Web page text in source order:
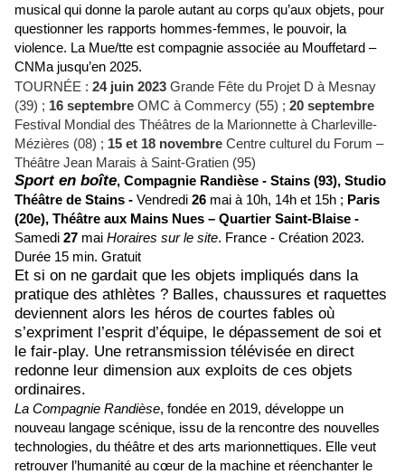
musical qui donne la parole autant au corps qu’aux objets, pour
questionner les rapports hommes-femmes, le pouvoir, la
violence. La Mue/tte est compagnie associée au Mouffetard –
CNMa jusqu’en 2025.
TOURNÉE : 24 juin 2023 Grande Fête du Projet D à Mesnay
(39) ; 16 septembre OMC à Commercy (55) ; 20 septembre
Festival Mondial des Théâtres de la Marionnette à Charleville-
Mézières (08) ; 15 et 18 novembre Centre culturel du Forum –
Théâtre Jean Marais à Saint-Gratien (95)
Sport en boîte, Compagnie Randièse - Stains (93), Studio
Théâtre de Stains - Vendredi 26 mai à 10h, 14h et 15h ; Paris
(20e), Théâtre aux Mains Nues – Quartier Saint-Blaise -
Samedi 27 mai Horaires sur le site. France - Création 2023.
Durée 15 min. Gratuit
Et si on ne gardait que les objets impliqués dans la
pratique des athlètes ? Balles, chaussures et raquettes
deviennent alors les héros de courtes fables où
s’expriment l’esprit d’équipe, le dépassement de soi et
le fair-play. Une retransmission télévisée en direct
redonne leur dimension aux exploits de ces objets
ordinaires.
La Compagnie Randièse, fondée en 2019, développe un
nouveau langage scénique, issu de la rencontre des nouvelles
technologies, du théâtre et des arts marionnettiques. Elle veut
retrouver l’humanité au cœur de la machine et réenchanter le